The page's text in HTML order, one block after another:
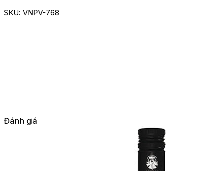
SKU: VNPV-768
Đánh giá